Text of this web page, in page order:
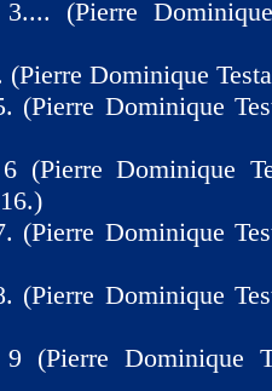
(Pierre
(Pierre Dominique
(Pierre Dominique
(Pierre Dominique
(Pierre Dominique
(Pierre Dominique
(Pierre Dominique